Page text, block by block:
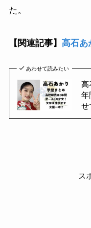
た。
【関連記事】 高石あ
あわせて読みたい
高
年
せ
ス